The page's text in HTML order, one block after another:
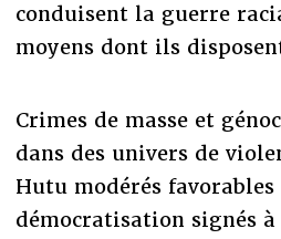
conduisent la guerre
moyens dont ils
Crimes de masse et
dans des univers de
Hutu modérés favorables
démocratisation signés